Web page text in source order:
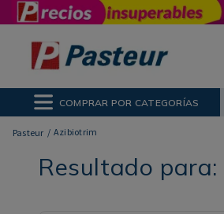
COMPRAR POR CATEGORÍAS
Azibiotrim
Resultado para:
MÁS BUSCADOS
Solar